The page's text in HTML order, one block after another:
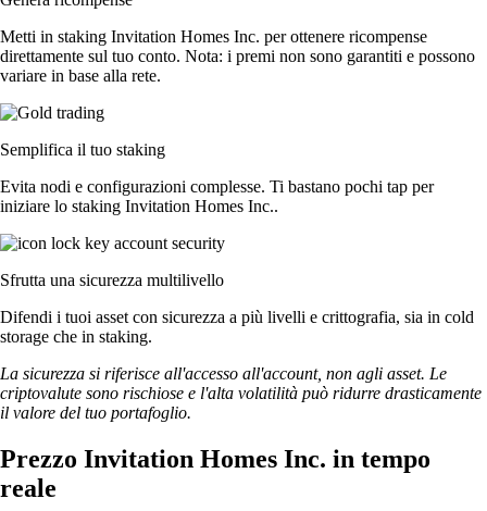
Metti in staking Invitation Homes Inc. per ottenere ricompense
direttamente sul tuo conto. Nota: i premi non sono garantiti e possono
variare in base alla rete.
Semplifica il tuo staking
Evita nodi e configurazioni complesse. Ti bastano pochi tap per
iniziare lo staking Invitation Homes Inc..
Sfrutta una sicurezza multilivello
Difendi i tuoi asset con sicurezza a più livelli e crittografia, sia in cold
storage che in staking.
La sicurezza si riferisce all'accesso all'account, non agli asset. Le
criptovalute sono rischiose e l'alta volatilità può ridurre drasticamente
il valore del tuo portafoglio.
Prezzo Invitation Homes Inc. in tempo
reale